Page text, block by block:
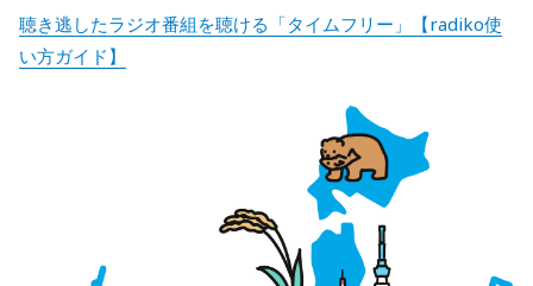
聴き逃したラジオ番組を聴ける「タイムフリー」【radiko使
い方ガイド】